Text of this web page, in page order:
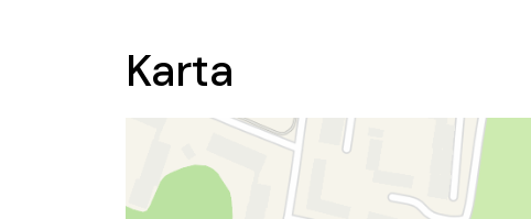
Karta